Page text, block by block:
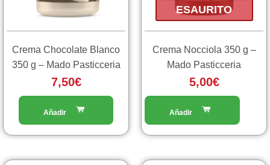
Crema Chocolate Blanco
350 g – Mado Pasticceria
7,50€
ESAURITO
Crema Nocciola 350 g –
Mado Pasticceria
5,00€